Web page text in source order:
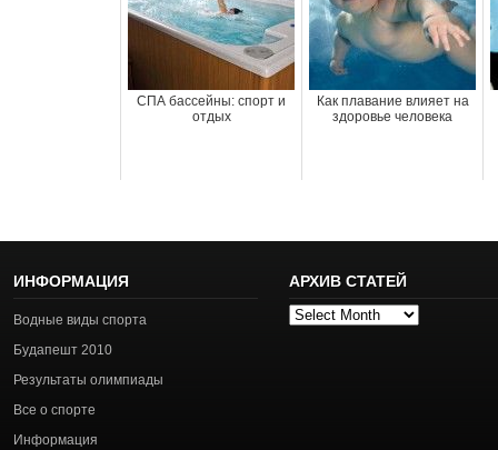
СПА бассейны: спорт и
отдых
Как плавание влияет на
здоровье человека
ИНФОРМАЦИЯ
Водные виды спорта
Будапешт 2010
Результаты олимпиады
Все о спорте
Информация
АРХИВ СТАТЕЙ
Архив